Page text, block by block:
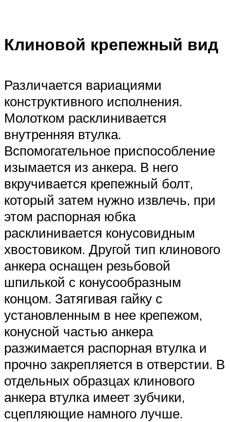
Клиновой крепежный вид
Различается вариациями
конструктивного исполнения.
Молотком расклинивается
внутренняя втулка.
Вспомогательное приспособление
изымается из анкера. В него
вкручивается крепежный болт,
который затем нужно извлечь, при
этом распорная юбка
расклинивается конусовидным
хвостовиком. Другой тип клинового
анкера оснащен резьбовой
шпилькой с конусообразным
концом. Затягивая гайку с
установленным в нее крепежом,
конусной частью анкера
разжимается распорная втулка и
прочно закрепляется в отверстии. В
отдельных образцах клинового
анкера втулка имеет зубчики,
сцепляющие намного лучше.